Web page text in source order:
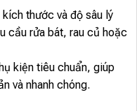
thước và độ sâu lý
cầu rửa bát, rau củ hoặc
kiện tiêu chuẩn, giúp
và nhanh chóng.